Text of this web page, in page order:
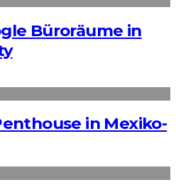
Büroräume in
in Mexiko-